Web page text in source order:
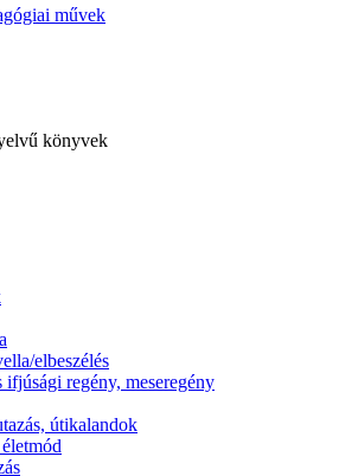
művek
könyvek
elbeszélés
ifjúsági regény, meseregény
útikalandok
életmód